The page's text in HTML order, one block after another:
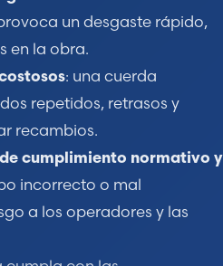
un desgaste rápido,
en la obra.
: una cuerda
repetidos, retrasos y
recambios.
cumplimiento normativo y
incorrecto o mal
a los operadores y las